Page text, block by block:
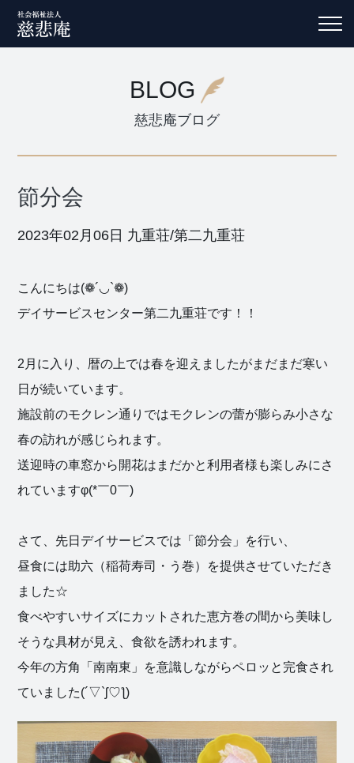
BLOG
慈悲庵ブログ
節分会
2023年02月06日 九重荘/第二九重荘
こんにちは(❁´◡`❁)
デイサービスセンター第二九重荘です！！
2月に入り、暦の上では春を迎えましたがまだまだ寒い
日が続いています。
施設前のモクレン通りではモクレンの蕾が膨らみ小さな
春の訪れが感じられます。
送迎時の車窓から開花はまだかと利用者様も楽しみにさ
れていますφ(*￣0￣)
さて、先日デイサービスでは「節分会」を行い、
昼食には助六（稲荷寿司・う巻）を提供させていただき
ました☆
食べやすいサイズにカットされた恵方巻の間から美味し
そうな具材が見え、食欲を誘われます。
今年の方角「南南東」を意識しながらペロッと完食され
ていました(´▽`ʃ♡ƪ)